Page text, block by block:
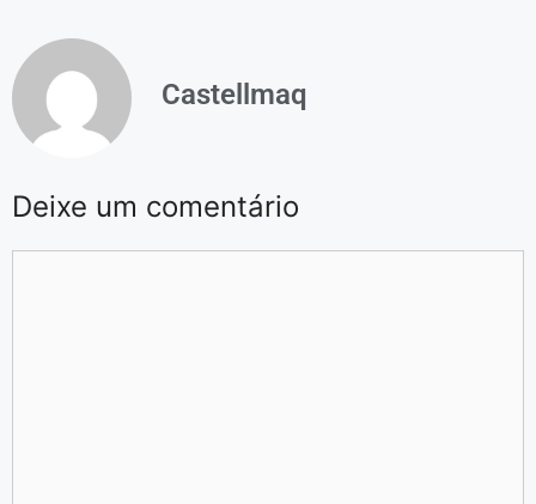
Castellmaq
Deixe um comentário